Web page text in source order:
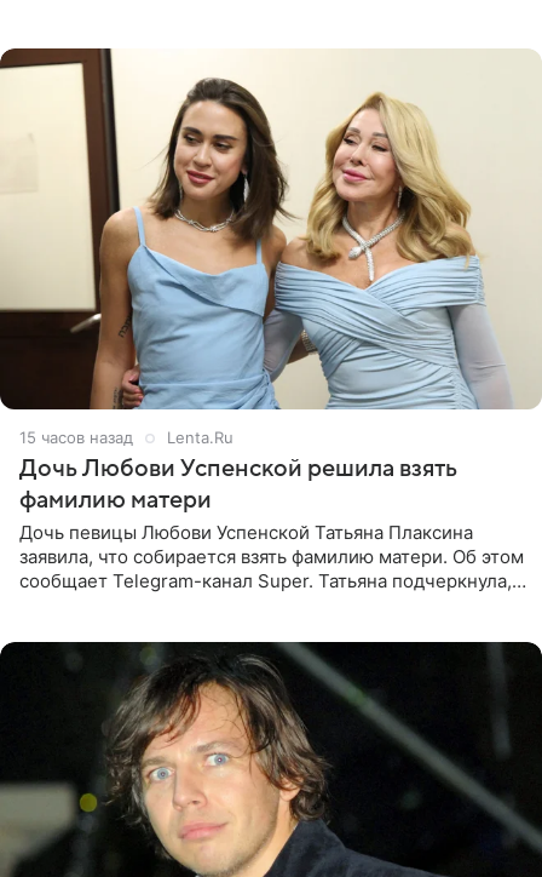
15 часов назад Lenta.Ru
Дочь Любови Успенской решила взять
фамилию матери
Дочь певицы Любови Успенской Татьяна Плаксина
заявила, что собирается взять фамилию матери. Об этом
сообщает Telegram-канал Super. Татьяна подчеркнула,